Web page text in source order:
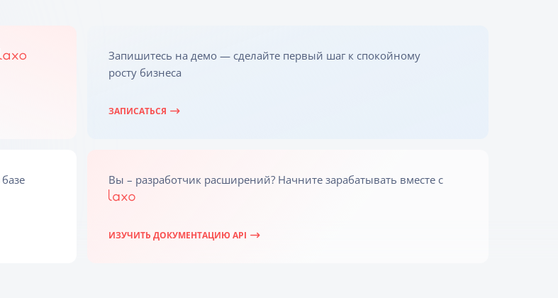
Запишитесь на демо — сделайте первый шаг к спокойному
росту бизнеса
ЗАПИСАТЬСЯ
Вы – разработчик расширений? Начните зарабатывать вместе c
ИЗУЧИТЬ ДОКУМЕНТАЦИЮ API